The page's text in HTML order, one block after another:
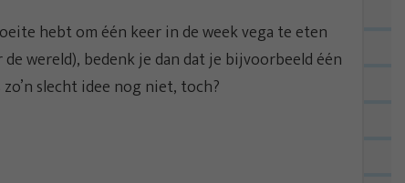
hebt om één keer in de week vega te eten
wereld), bedenk je dan dat je bijvoorbeeld één
slecht idee nog niet, toch?